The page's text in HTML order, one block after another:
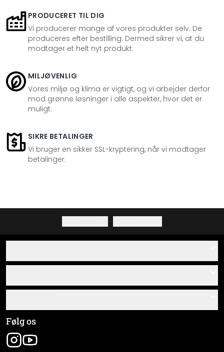
PRODUCERET TIL DIG
Vi producerer mange af vores produkter selv. De
produceres efter bestilling. Dermed sikrer vi, at du
modtager et helt nyt produkt.
MILJØVENLIG
Vores miljø og klima er vigtigt, og vi arbejder derfor
mod grønne løsninger i alle aspekter, hvor det er
muligt.
SIKRE BETALINGER
Vi bruger en sikker SSL-kryptering, når vi modtager
betalinger.
·
Om os
Monteringsvejledninger
Materialeoversigt
Pakkesporing
Almindelige forretningsbetingelser
Virksomhedsoplysninger
Følg os